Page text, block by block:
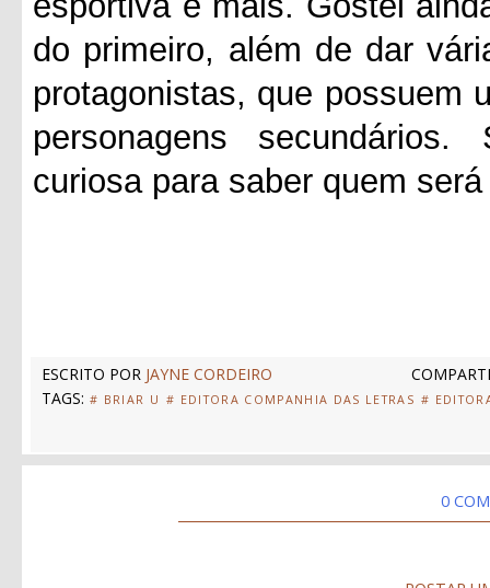
do primeiro, além de dar
protagonistas, que possuem
personagens secundários.
curiosa para saber quem
ESCRITO POR JAYNE CORDEIRO
TAGS: # BRIAR U # EDITORA COMPANHIA DAS LETRAS #
0